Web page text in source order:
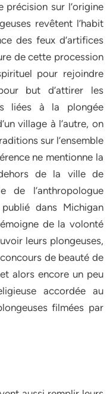
précision sur l’origine
revêtent l’habit
des feux d’artifices
de cette procession
pour rejoindre
but d’attirer les
liées à la plongée
village à l’autre, on
sur l’ensemble
ne mentionne la
de la ville de
de l’anthropologue
dans Michigan
de la volonté
leurs plongeuses,
de beauté de
alors encore un peu
accordée au
filmées par